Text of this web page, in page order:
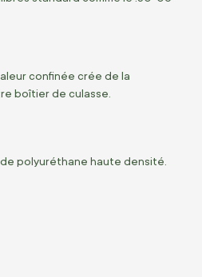
confinée crée de la
boîtier de culasse.
polyuréthane haute densité.